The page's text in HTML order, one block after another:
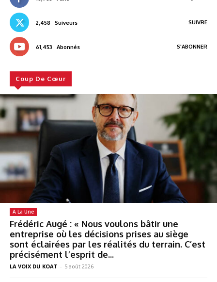
2,458 Suiveurs SUIVRE
61,453 Abonnés S'ABONNER
Coup De Cœur
A La Une
Frédéric Augé : « Nous voulons bâtir une
entreprise où les décisions prises au siège
sont éclairées par les réalités du terrain. C’est
précisément l’esprit de...
LA VOIX DU KOAT - 5 août 2026